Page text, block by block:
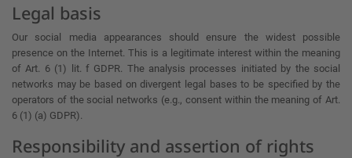
Legal basis
Our social media appearances should ensure the widest possible
presence on the Internet. This is a legitimate interest within the meaning
of Art. 6 (1) lit. f GDPR. The analysis processes initiated by the social
networks may be based on divergent legal bases to be specified by the
operators of the social networks (e.g., consent within the meaning of Art.
6 (1) (a) GDPR).
Responsibility and assertion of rights